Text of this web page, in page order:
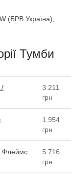
(БРВ Україна)
Тумби
/
3.211
грн
1.954
грн
Флеймс
5.716
грн